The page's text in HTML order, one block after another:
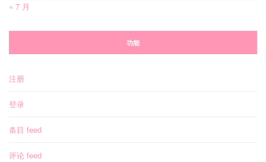
« 7 月
功能
注册
登录
条目 feed
评论 feed